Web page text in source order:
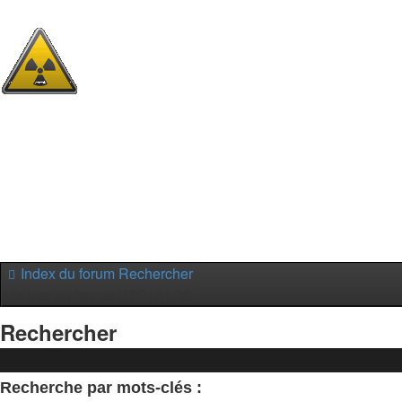
Index du forum Rechercher
Rechercher
Recherche par mots-clés :